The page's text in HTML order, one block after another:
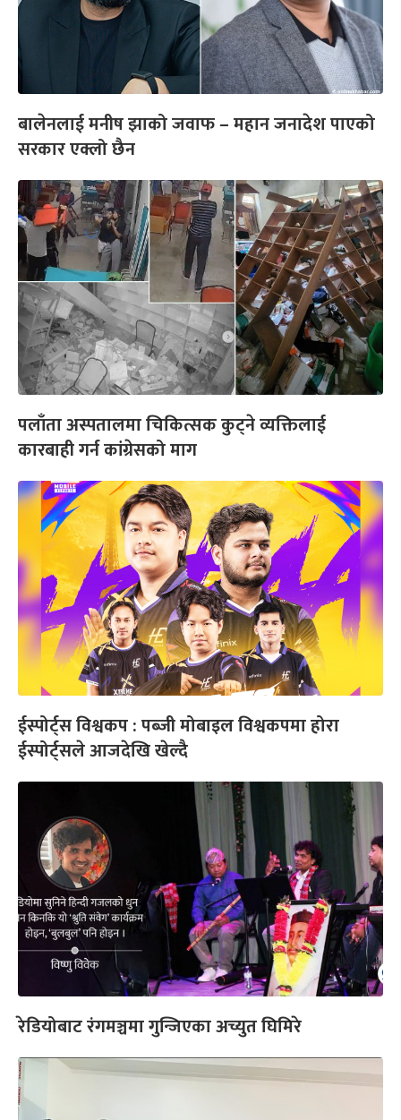
बालेनलाई मनीष झाको जवाफ – महान जनादेश पाएको
सरकार एक्लो छैन
पलाँता अस्पतालमा चिकित्सक कुट्ने व्यक्तिलाई
कारबाही गर्न कांग्रेसको माग
ईस्पोर्ट्स विश्वकप : पब्जी मोबाइल विश्वकपमा होरा
ईस्पोर्ट्सले आजदेखि खेल्दै
रेडियोबाट रंगमञ्चमा गुन्जिएका अच्युत घिमिरे